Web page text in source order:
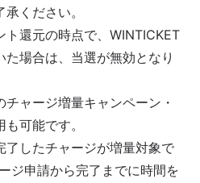
ください。
ト還元の時点で、WINTICKET
場合は、当選が無効となり
チャージ増量キャンペーン・
可能です。
了したチャージが増量対象で
ジ申請から完了までに時間を